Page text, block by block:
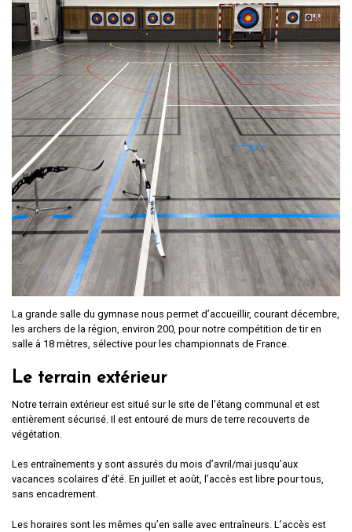
La grande salle du gymnase nous permet d’accueillir, courant décembre,
les archers de la région, environ 200, pour notre compétition de tir en
salle à 18 mètres, sélective pour les championnats de France.
Le terrain extérieur
Notre terrain extérieur est situé sur le site de l’étang communal et est
entièrement sécurisé. Il est entouré de murs de terre recouverts de
végétation.
Les entraînements y sont assurés du mois d’avril/mai jusqu’aux
vacances scolaires d’été. En juillet et août, l’accès est libre pour tous,
sans encadrement.
Les horaires sont les mêmes qu’en salle avec entraîneurs. L’accès est